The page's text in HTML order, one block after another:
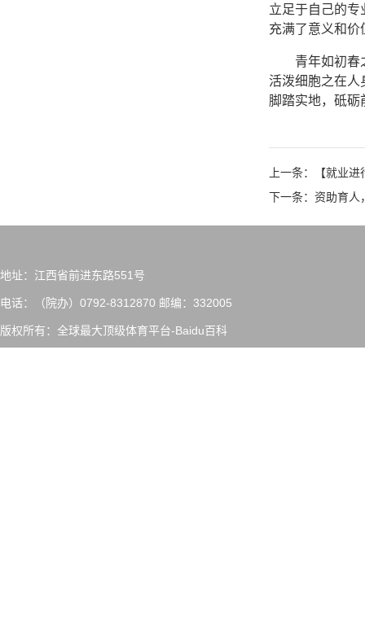
立足于自己的
充满了意义和价
青年如初春
活泼细胞之在
脚踏实地，砥砺
上一条：【就业
下一条：资助育
地址：江西省前进东路551号
电话：（院办）0792-8312870 邮编：332005
版权所有：全球最大顶级体育平台-Baidu百科